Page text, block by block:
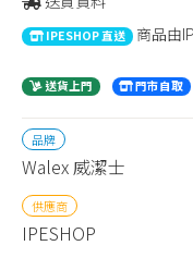
IPESHOP 直送 商品由
送貨上門 門市自取
品牌
Walex 威潔士
供應商
IPESHOP